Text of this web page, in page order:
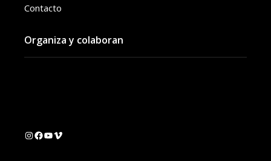
Contacto
Organiza y colaboran
Instagram
Facebook
YouTube
Vimeo